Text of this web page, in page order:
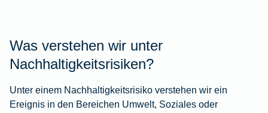
Was verstehen wir unter
Nachhaltigkeitsrisiken?
Unter einem Nachhaltigkeitsrisiko verstehen wir ein
Ereignis in den Bereichen Umwelt, Soziales oder